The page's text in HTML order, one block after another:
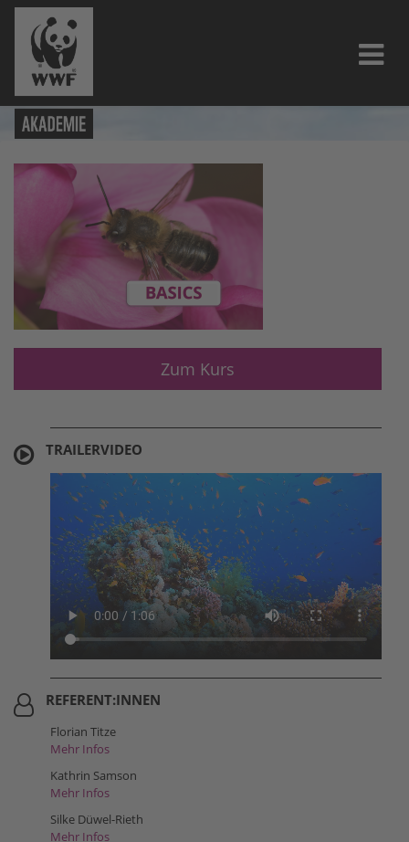
Zum Kurs
TRAILERVIDEO
REFERENT:INNEN
Florian Titze
Mehr Infos
Kathrin Samson
Mehr Infos
Silke Düwel-Rieth
Mehr Infos